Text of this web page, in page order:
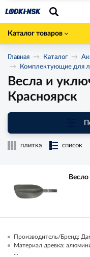
Каталог товаров
Главная Каталог
Комплектующие для
Весла и
Красноярск
плитка список
Производитель/Бренд:
Материал древка:
...